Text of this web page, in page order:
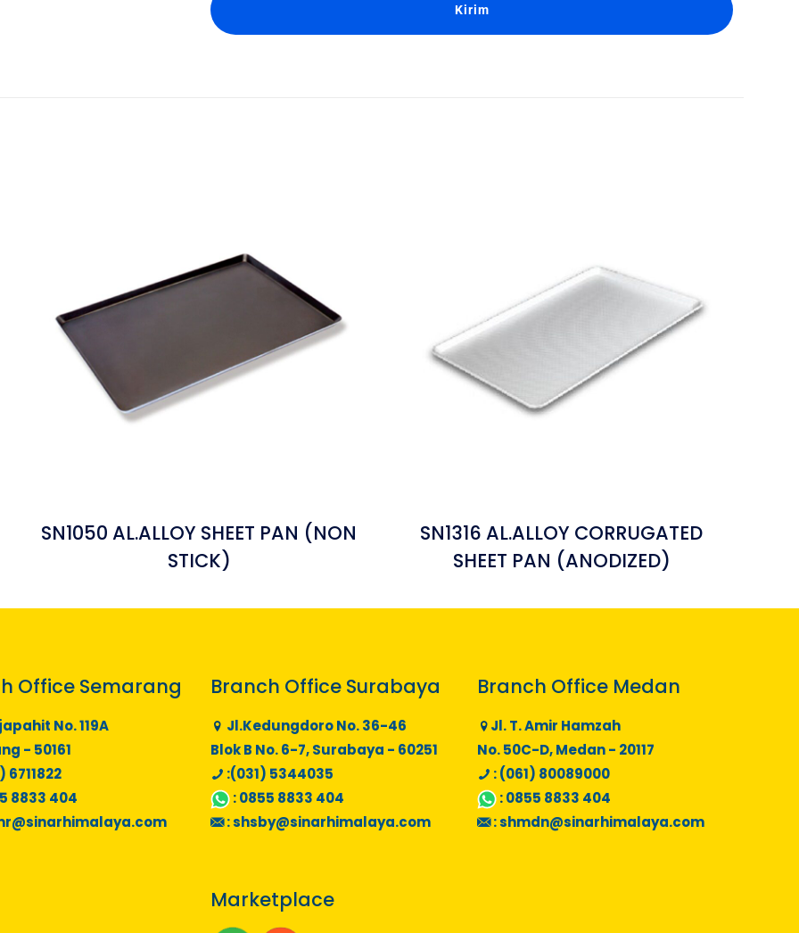
SN1050 AL.ALLOY SHEET PAN (NON
STICK)
SN1316 AL.ALLOY CORRUGATED
SHEET PAN (ANODIZED)
Office Semarang
No. 119A
- 50161
6711822
8833 404
Branch Office Surabaya
Jl.Kedungdoro No. 36-46
Blok B No. 6-7, Surabaya - 60251
:(031) 5344035
:0855 8833 404
:shsby@sinarhimalaya.com
Branch Office Medan
Jl. T. Amir Hamzah
No. 50C-D, Medan - 20117
: (061) 80089000
:0855 8833 404
:shmdn@sinarhimalaya.com
Marketplace